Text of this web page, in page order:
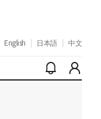
English 日本語 中文